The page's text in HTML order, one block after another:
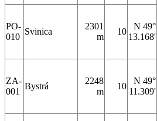
PO-
010
Svinica
2301
m
10
N 49°
13.168'
ZA-
001
Bystrá
2248
m
10
N 49°
11.309'